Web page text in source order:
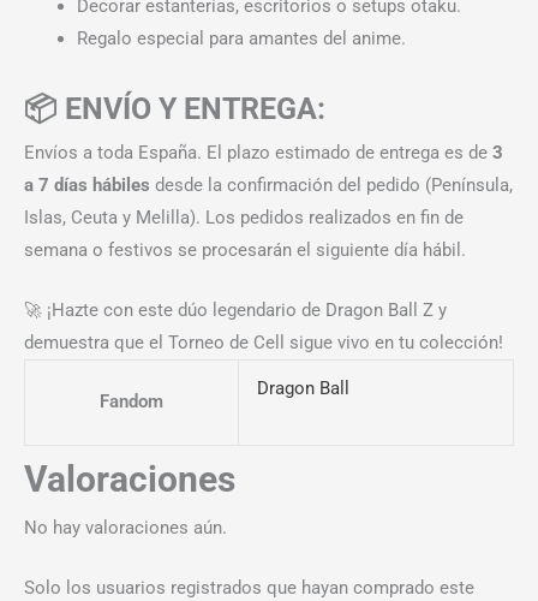
Decorar estanterías, escritorios o setups otaku.
Regalo especial para amantes del anime.
📦 ENVÍO Y ENTREGA:
Envíos a toda España. El plazo estimado de entrega es de 3
a 7 días hábiles desde la confirmación del pedido (Península,
Islas, Ceuta y Melilla). Los pedidos realizados en fin de
semana o festivos se procesarán el siguiente día hábil.
🚀 ¡Hazte con este dúo legendario de Dragon Ball Z y
demuestra que el Torneo de Cell sigue vivo en tu colección!
Fandom
Dragon Ball
Valoraciones
No hay valoraciones aún.
Solo los usuarios registrados que hayan comprado este